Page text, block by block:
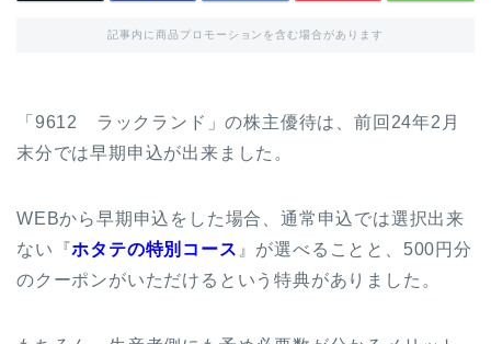
記事内に商品プロモーションを含む場合があります
「9612 ラックランド」の株主優待は、前回24年2月
末分では早期申込が出来ました。
WEBから早期申込をした場合、通常申込では選択出来
ない『ホタテの特別コース 』が選べることと、500円分
のクーポンがいただけるという特典がありました。